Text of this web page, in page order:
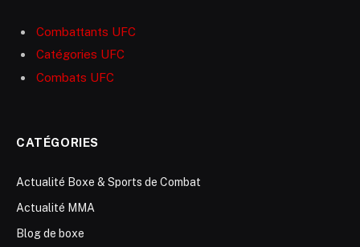
Combattants UFC
Catégories UFC
Combats UFC
CATÉGORIES
Actualité Boxe & Sports de Combat
Actualité MMA
Blog de boxe